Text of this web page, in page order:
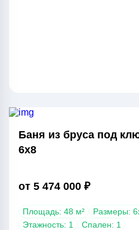
Баня из бруса под
6х8
от 5 474 000 ₽
Площадь: 48 м²
Размеры:
Этажность: 1
Спален: 1